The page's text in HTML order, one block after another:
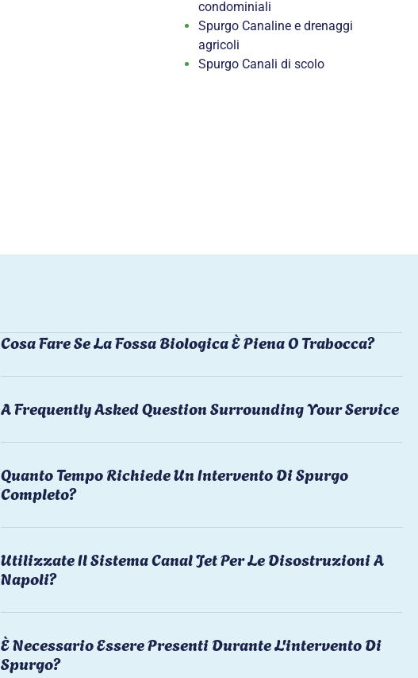
condominiali
Spurgo Canaline e drenaggi
agricoli
Spurgo Canali di scolo
Cosa Fare Se La Fossa Biologica È Piena O Trabocca?
A Frequently Asked Question Surrounding Your Service
Quanto Tempo Richiede Un Intervento Di Spurgo
Completo?
Utilizzate Il Sistema Canal Jet Per Le Disostruzioni A
Napoli?
È Necessario Essere Presenti Durante L'intervento Di
Spurgo?